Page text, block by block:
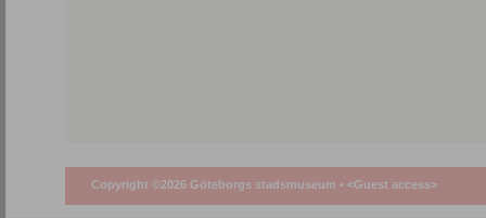
Copyright ©2026 Göteborgs stadsmuseum • <Guest access>